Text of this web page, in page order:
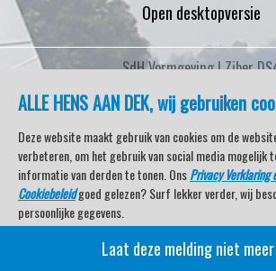
ALLE HENS AAN DEK, wij gebruiken
Deze website maakt gebruik van cookies om de
verbeteren, om het gebruik van social media mogelijk
informatie van derden te tonen. OnsPrivacy Verklaring
Cookiebeleidgoed gelezen? Surf lekker verder, wij
persoonlijke gegevens.
Veel kijkplezier met Watersport TV Beleving & Nieuws!
Laat deze melding niet
Open desktopversie
SdH Vormgeving |Ziber